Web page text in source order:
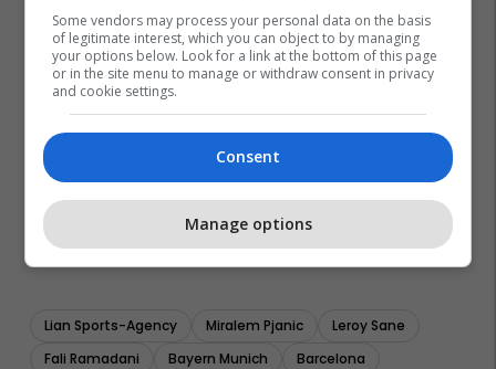
Lian Sports-Agency Miralem Pjanic
Leroy Sane
Fali Ramadani
Bayern Munich Barcelona
Some vendors may process your personal data on the basis
of legitimate interest, which you can object to by managing
your options below. Look for a link at the bottom of this page
or in the site menu to manage or withdraw consent in privacy
and cookie settings.
Consent
Manage options